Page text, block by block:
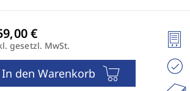
gesetzl. MwSt.
In den Warenkorb